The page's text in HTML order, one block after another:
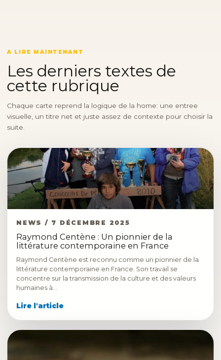
A LIRE MAINTENANT
Les derniers textes de
cette rubrique
Chaque carte reprend la logique de la home: une entree
visuelle, un titre net et juste assez de contexte pour choisir la
suite.
NEWS / 7 DÉCEMBRE 2025
Raymond Centène : Un pionnier de la
littérature contemporaine en France
Raymond Centène est reconnu comme un pionnier de la
littérature contemporaine en France. Son travail se
concentre sur la transmission de la culture et des valeurs
humaines à…
Lire l'article